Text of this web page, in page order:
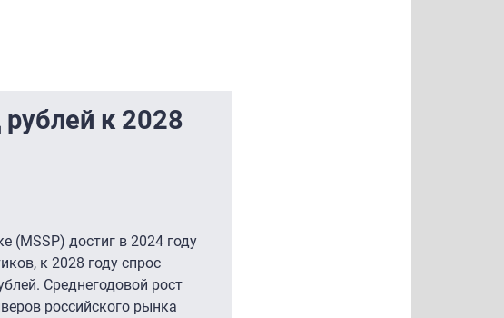
к 2028
(MSSP) достиг в 2024 году
к 2028 году спрос
Среднегодовой рост
российского рынка